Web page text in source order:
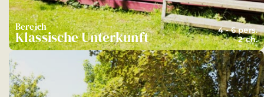
Bereich
Klassische Unterkunft
4 - 6 pers.
2 ch.